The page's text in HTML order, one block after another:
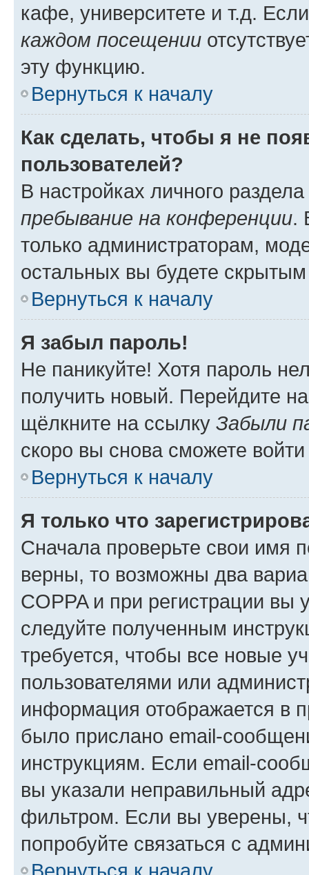
кафе, университете и т.д.
каждом посещении
эту функцию.
Вернуться к началу
Как сделать, чтобы я не
пользователей?
В настройках личного
пребывание на конференции.
только администраторам,
остальных вы будете
Вернуться к началу
Я забыл пароль!
Не паникуйте! Хотя пароль
получить новый. Перейдите
щёлкните на ссылку Забыли
скоро вы снова сможете
Вернуться к началу
Я только что
Сначала проверьте свои имя
верны, то возможны два
COPPA и при регистрации вы
следуйте полученным
требуется, чтобы все новые
пользователями или
информация отображается в
было прислано email-
инструкциям. Если email-
вы указали неправильный
фильтром. Если вы уверены,
попробуйте связаться с
Вернуться к началу